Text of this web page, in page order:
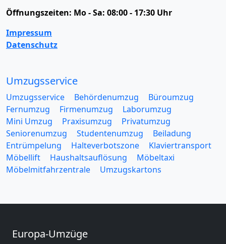
Öffnungszeiten: Mo - Sa: 08:00 - 17:30 Uhr
Impressum
Datenschutz
Umzugsservice
Umzugsservice Behördenumzug
Büroumzug
Fernumzug
Firmenumzug
Laborumzug
Mini Umzug
Praxisumzug
Privatumzug
Seniorenumzug
Studentenumzug
Beiladung
Entrümpelung
Halteverbotszone
Klaviertransport
Möbellift
Haushaltsauflösung
Möbeltaxi
Möbelmitfahrzentrale
Umzugskartons
Europa-Umzüge